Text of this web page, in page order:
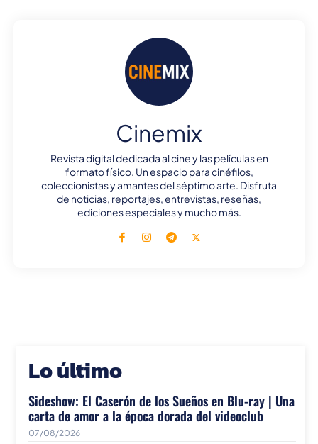
Cinemix
Revista digital dedicada al cine y las películas en
formato físico. Un espacio para cinéfilos,
coleccionistas y amantes del séptimo arte. Disfruta
de noticias, reportajes, entrevistas, reseñas,
ediciones especiales y mucho más.
Lo último
Sideshow: El Caserón de los Sueños en Blu-ray | Una
carta de amor a la época dorada del videoclub
07/08/2026